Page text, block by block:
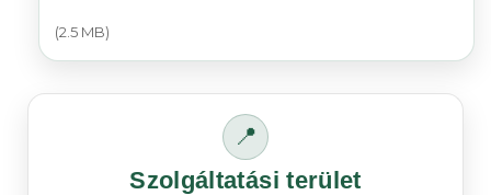
(2.5 MB)
📍
Szolgáltatási terület